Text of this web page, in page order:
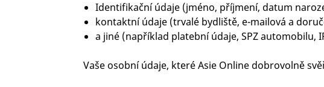
Identifikační údaje (jméno, příjmení, datum
kontaktní údaje (trvalé bydliště, e-mailová a
a jiné (například platební údaje, SPZ automobilu,
Vaše osobní údaje, které Asie Online dobrovolně